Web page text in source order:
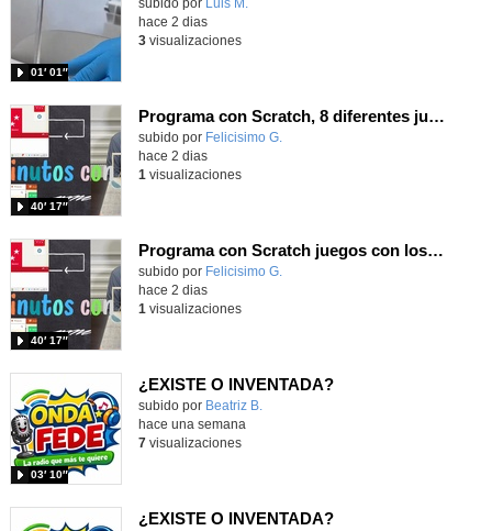
Contenido educativo.
subido por Luis M.
01′ 01″
hace 2 dias
3visualizaciones
Programa con Scratch, 8 diferentes juegos para vivir la emoción de los partidos de España en el mundial 2026
Contenido educativo.
subido por Felicisimo G.
40′ 17″
hace 2 dias
1 visualizaciones
Programa con Scratch juegos con los partidos del mundial 2026 ganados por España
Contenido educativo.
subido por Felicisimo G.
40′ 17″
hace 2 dias
1 visualizaciones
¿EXISTE O INVENTADA?
Contenido educativo.
subido por Beatriz B.
03′ 10″
hace una semana
7visualizaciones
¿EXISTE O INVENTADA?